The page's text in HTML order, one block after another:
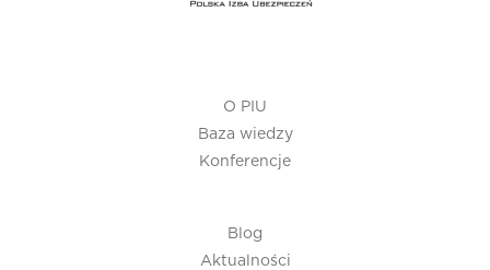
O PIU
Baza wiedzy
Konferencje
Blog
Aktualności